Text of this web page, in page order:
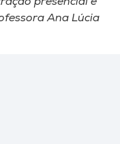
Ana Lúcia